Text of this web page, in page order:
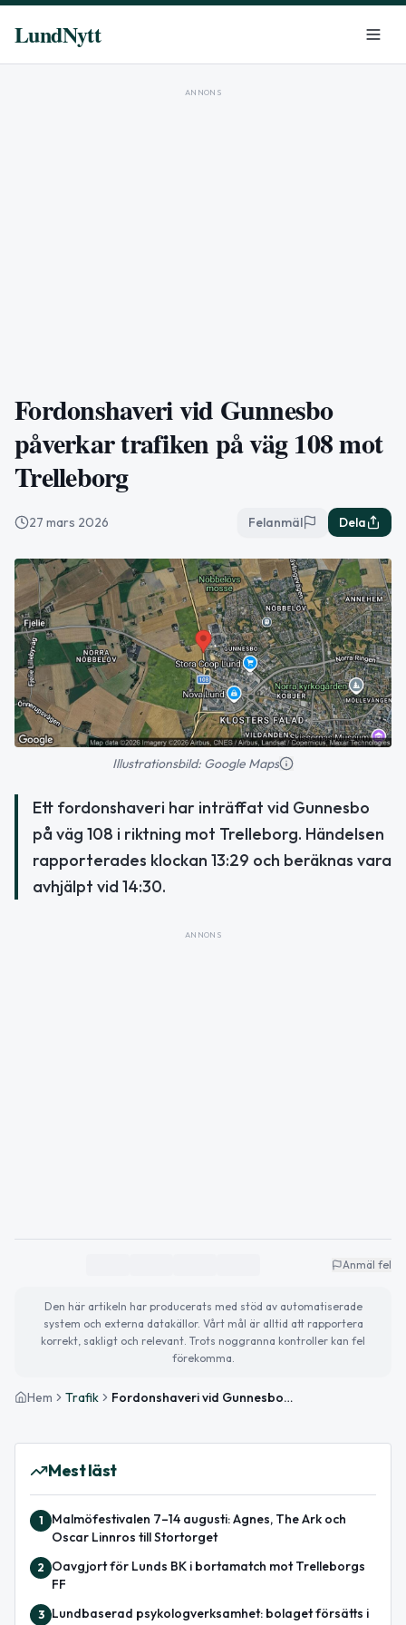
LundNytt
ANNONS
Fordonshaveri vid Gunnesbo
påverkar trafiken på väg 108 mot
Trelleborg
27 mars 2026 Felanmäl Dela
Illustrationsbild: Google Maps
Ett fordonshaveri har inträffat vid Gunnesbo
på väg 108 i riktning mot Trelleborg. Händelsen
rapporterades klockan 13:29 och beräknas vara
avhjälpt vid 14:30.
ANNONS
Anmäl fel
Den här artikeln har producerats med stöd av automatiserade
system och externa datakällor. Vårt mål är alltid att rapportera
korrekt, sakligt och relevant. Trots noggranna kontroller kan fel
förekomma.
Hem Trafik Fordonshaveri vid Gunnesbo påverkar trafiken på väg 108 mot Trelleborg
Mest läst
1
Malmöfestivalen 7–14 augusti: Agnes, The Ark och
Oscar Linnros till Stortorget
2
Oavgjort för Lunds BK i bortamatch mot Trelleborgs
FF
3
Lundbaserad psykologverksamhet: bolaget försätts i